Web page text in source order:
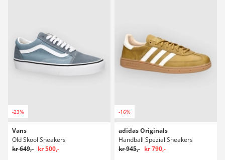
-23%
Vans
Old Skool Sneakers
kr 649,- kr 500,-
-16%
adidas Originals
Handball Spezial Sneakers
kr 945,- kr 790,-